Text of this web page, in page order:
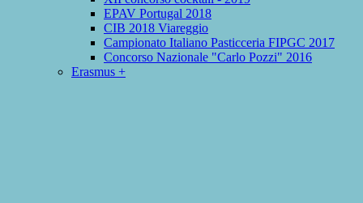
EPAV Portugal 2018
CIB 2018 Viareggio
Campionato Italiano Pasticceria FIPGC 2017
Concorso Nazionale "Carlo Pozzi" 2016
Erasmus +